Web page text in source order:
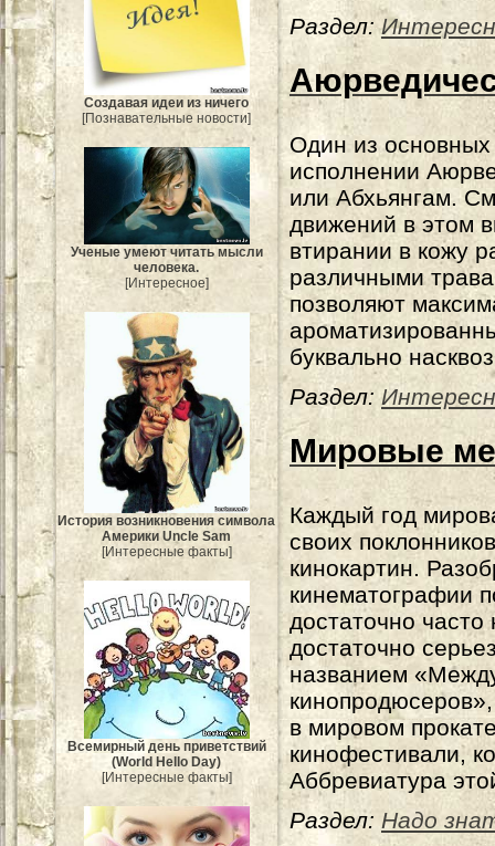
Создавая идеи из ничего
[Познавательные новости]
Ученые умеют читать мысли
человека.
[Интересное]
История возникновения символа
Америки Uncle Sam
[Интересные факты]
Всемирный день приветствий
(World Hello Day)
[Интересные факты]
Раздел:
Один из
исполнении
или Абхьянгам.
движений в этом
втирании в кожу
различными
позволяют
буквально
Раздел:
Мировые
Каждый год
своих
кинокартин.
кинематографии
достаточно
достаточно
названием
в мировом
кинофестивали,
Аббревиатура
Раздел: Надо